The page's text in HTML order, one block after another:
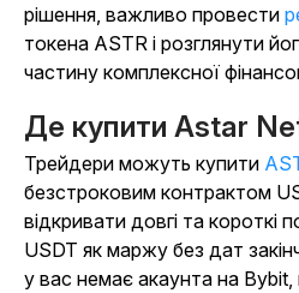
рішення, важливо провести
токена ASTR і розглянути
частину комплексної
Де купити Astar
Трейдери можуть купити
безстроковим контрактом
відкривати довгі та короткі
USDT як маржу без дат
у вас немає акаунта на